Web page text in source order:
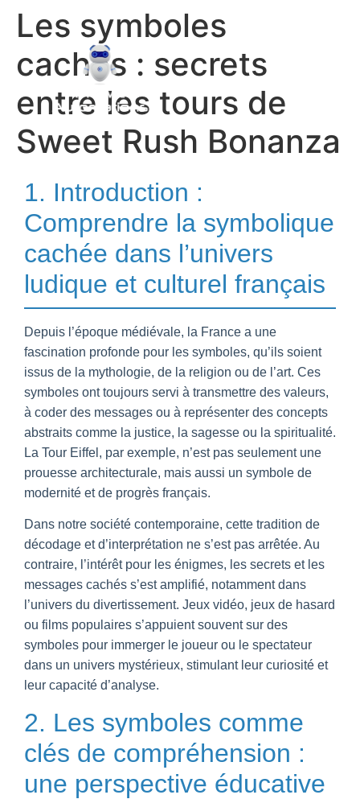
Les symboles
cachés : secrets
entre les tours de
Sweet Rush Bonanza
1. Introduction :
Comprendre la symbolique
cachée dans l’univers
ludique et culturel français
Depuis l’époque médiévale, la France a une
fascination profonde pour les symboles, qu’ils soient
issus de la mythologie, de la religion ou de l’art. Ces
symboles ont toujours servi à transmettre des valeurs,
à coder des messages ou à représenter des concepts
abstraits comme la justice, la sagesse ou la spiritualité.
La Tour Eiffel, par exemple, n’est pas seulement une
prouesse architecturale, mais aussi un symbole de
modernité et de progrès français.
Dans notre société contemporaine, cette tradition de
décodage et d’interprétation ne s’est pas arrêtée. Au
contraire, l’intérêt pour les énigmes, les secrets et les
messages cachés s’est amplifié, notamment dans
l’univers du divertissement. Jeux vidéo, jeux de hasard
ou films populaires s’appuient souvent sur des
symboles pour immerger le joueur ou le spectateur
dans un univers mystérieux, stimulant leur curiosité et
leur capacité d’analyse.
2. Les symboles comme
clés de compréhension :
une perspective éducative